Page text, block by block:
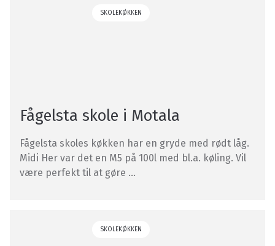
SKOLEKØKKEN
Fågelsta skole i Motala
Fågelsta skoles køkken har en gryde med rødt låg.
Midi Her var det en M5 på 100l med bl.a. køling. Vil
være perfekt til at gøre ...
SKOLEKØKKEN